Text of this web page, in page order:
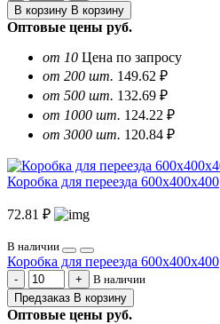
В корзину В корзину
Оптовые цены руб.
от 10 Цена по запросу
от 200 шт. 149.62 ₽
от 500 шт. 132.69 ₽
от 1000 шт. 124.22 ₽
от 3000 шт. 120.84 ₽
Коробка для переезда 600х400х400
72.81 ₽
В наличии
Коробка для переезда 600х400х400
В наличии
Предзаказ В корзину
Оптовые цены руб.